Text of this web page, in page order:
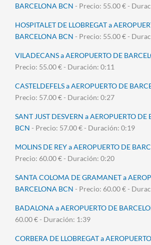
BARCELONA BCN - Precio: 55.00 € -
HOSPITALET DE LLOBREGAT a
BARCELONA BCN - Precio: 55.00 € -
VILADECANS a AEROPUERTO DE
Precio: 55.00 € - Duración: 0:11
CASTELDEFELS a AEROPUERTO DE
Precio: 57.00 € - Duración: 0:27
SANT JUST DESVERN a AEROPUERTO DE
BCN - Precio: 57.00 € - Duración: 0:19
MOLINS DE REY a AEROPUERTO DE
Precio: 60.00 € - Duración: 0:20
SANTA COLOMA DE GRAMANET a
BARCELONA BCN - Precio: 60.00 € -
BADALONA a AEROPUERTO DE
60.00 € - Duración: 1:39
CORBERA DE LLOBREGAT a